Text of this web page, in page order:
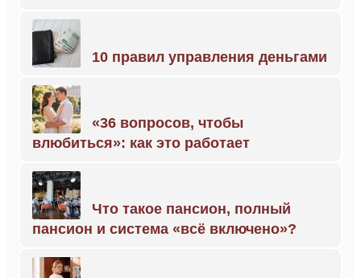
10 правил управления деньгами
«36 вопросов, чтобы
влюбиться»: как это работает
Что такое пансион, полный
пансион и система «всё включено»?